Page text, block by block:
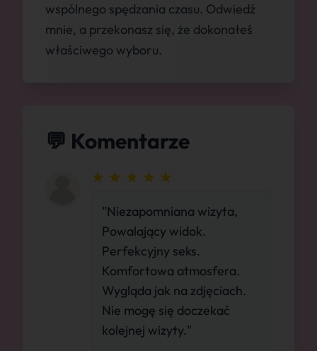
wspólnego spędzania czasu. Odwiedź
mnie, a przekonasz się, że dokonałeś
właściwego wyboru.
💬 Komentarze
"Niezapomniana wizyta,
Powalający widok.
Perfekcyjny seks.
Komfortowa atmosfera.
Wygląda jak na zdjęciach.
Nie mogę się doczekać
kolejnej wizyty."